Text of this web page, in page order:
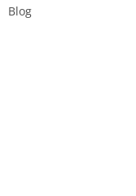
Blog